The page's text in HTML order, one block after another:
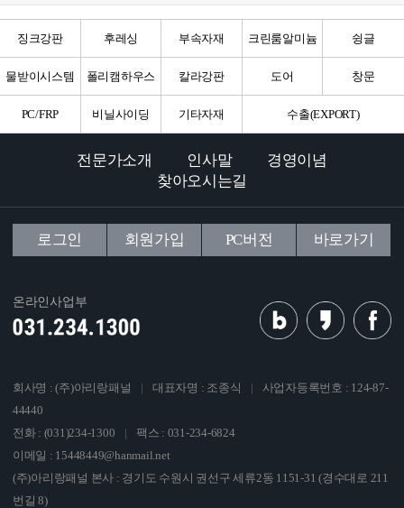
징크강판 후레싱 부속자재 크린룸알미늄 슁글
물받이시스템 폴리캠하우스 칼라강판 도어 창문
PC/FRP 비닐사이딩 기타자재 수출(EXPORT)
전문가소개 인사말
경영이념
찾아오시는길
로그인 회원가입 PC버전 바로가기
온라인사업부
회사명 : (주)아리랑패널 | 대표자명 : 조종식 |
사업자등록번호 : 124-87-
44440
전화 : (031)234-1300
|
팩스 : 031-234-6824
이메일 : 15448449@hanmail.net
(주)아리랑패널 본사 : 경기도 수원시 권선구 세류2동 1151-31 (경수대로 211
번길 8)